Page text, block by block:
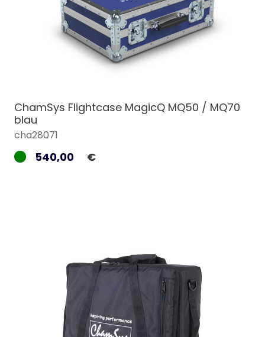
ChamSys Flightcase MagicQ MQ50 / MQ70
blau
cha28071
540,00 €